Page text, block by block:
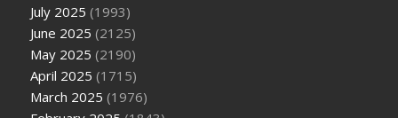
July 2025 (1993)
June 2025 (2125)
May 2025 (2190)
April 2025 (1715)
March 2025 (1976)